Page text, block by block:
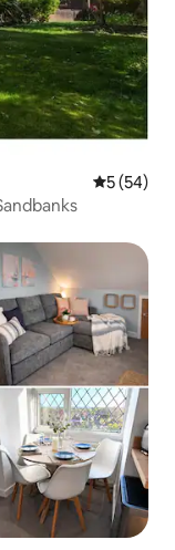
Penarafan
5 (54)